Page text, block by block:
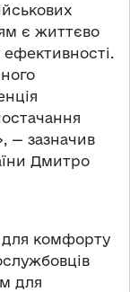
є життєво
ефективності.
— зазначив
Дмитро
комфорту
для